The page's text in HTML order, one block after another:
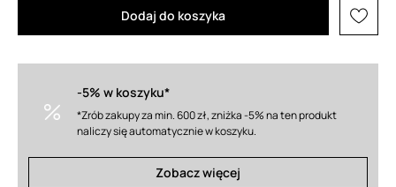
Dodaj do koszyka
-5% w koszyku*
*Zrób zakupy za min. 600 zł, zniżka -5% na ten produkt
naliczy się automatycznie w koszyku.
Zobacz więcej